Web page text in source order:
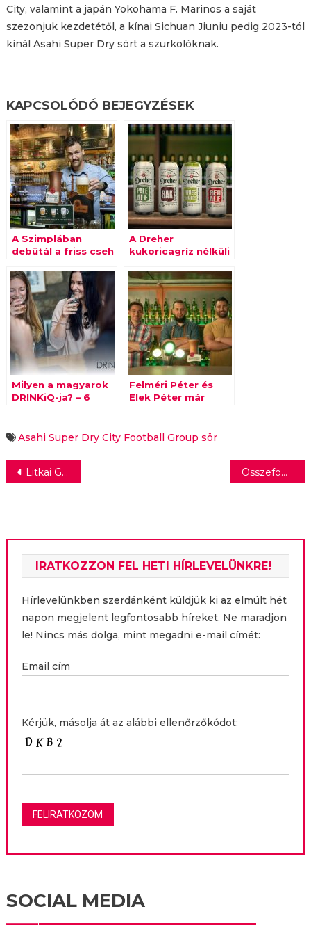
City, valamint a japán Yokohama F. Marinos a saját
szezonjuk kezdetétől, a kínai Sichuan Jiuniu pedig 2023-tól
kínál Asahi Super Dry sört a szurkolóknak.
KAPCSOLÓDÓ BEJEGYZÉSEK
A Szimplában
debütál a friss cseh
Tankovna
A Dreher
kukoricagríz nélküli
Milyen a magyarok
DRINKiQ-ja? – 6
kapcsolatos
Felméri Péter és
Elek Péter már
Asahi Super Dry City Football Group sör
Bejegyzés
Litkai Gergellyel indult el a fenntarthatósággal foglalkozó Bookline Zöld podcast Összefogás indult a Tetovált Állatmentők péceli telephelyén élő kutyáiért
IRATKOZZON FEL HETI HÍRLEVELÜNKRE!
Hírlevelünkben szerdánként küldjük ki az elmúlt hét
napon megjelent legfontosabb híreket. Ne maradjon
le! Nincs más dolga, mint megadni e-mail címét:
Email cím
Kérjük, másolja át az alábbi ellenőrzőkódot:
SOCIAL MEDIA